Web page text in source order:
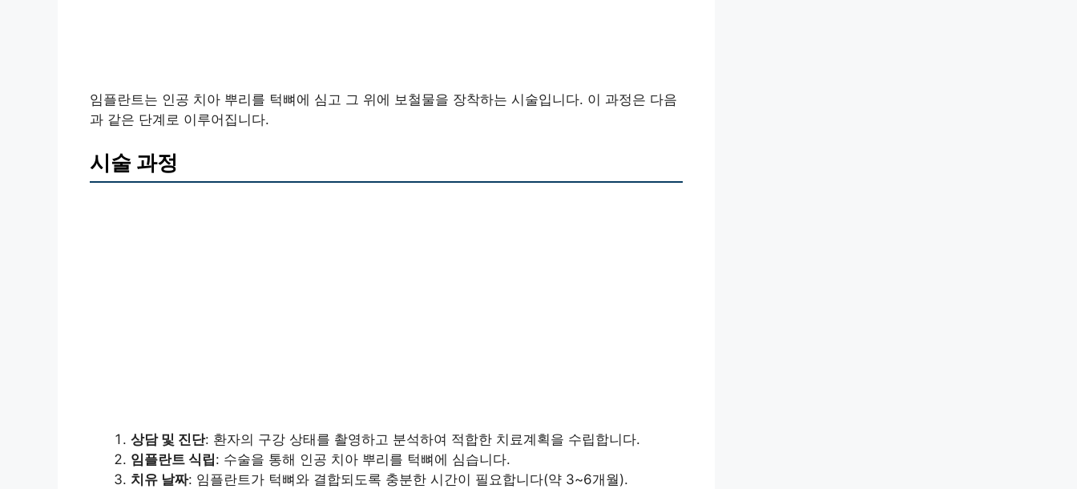
임플란트는 인공 치아 뿌리를 턱뼈에 심고 그 위에 보철물을 장착하는 시술입니다. 이 과정은 다음
과 같은 단계로 이루어집니다.
시술 과정
상담 및 진단: 환자의 구강 상태를 촬영하고 분석하여 적합한 치료계획을 수립합니다.
임플란트 식립: 수술을 통해 인공 치아 뿌리를 턱뼈에 심습니다.
치유 날짜: 임플란트가 턱뼈와 결합되도록 충분한 시간이 필요합니다(약 3~6개월).